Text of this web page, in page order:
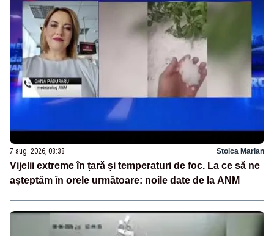
7 aug. 2026, 08:38 Stoica Marian
Vijelii extreme în țară și temperaturi de foc. La ce să ne
așteptăm în orele următoare: noile date de la ANM